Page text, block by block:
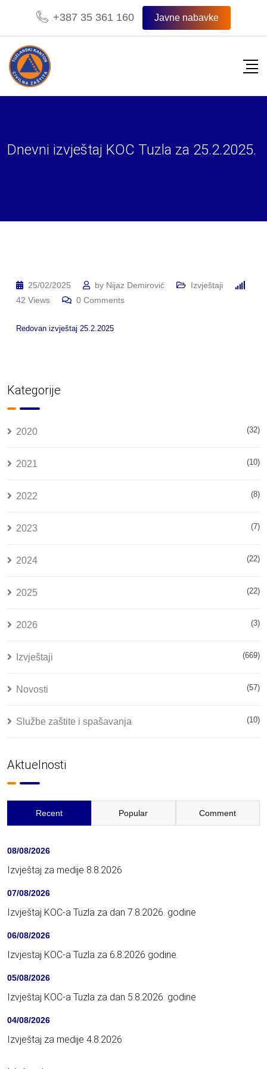
content
+387 35 361 160 Javne nabavke
Dnevni izvještaj KOC Tuzla za 25.2.2025.
25/02/2025 by Nijaz Demirović
Izvještaji
42 Views 0 Comments
Redovan izvještaj 25.2.2025
Kategorije
2020 (32)
2021 (10)
2022 (8)
2023 (7)
2024 (22)
2025 (22)
2026 (3)
Izvještaji (669)
Novosti (57)
Službe zaštite i spašavanja (10)
Aktuelnosti
Recent Popular Comment
08/08/2026
Izvještaj za medije 8.8.2026
07/08/2026
Izvještaj KOC-a Tuzla za dan 7.8.2026. godine
06/08/2026
Izvjestaj KOC-a Tuzla za 6.8.2026 godine.
05/08/2026
Izvještaj KOC-a Tuzla za dan 5.8.2026. godine
04/08/2026
Izvještaj za medije 4.8.2026